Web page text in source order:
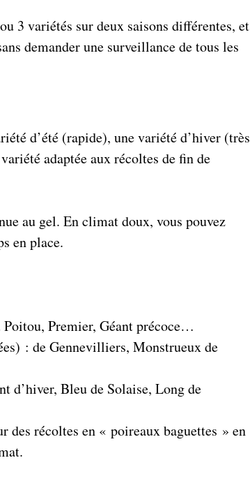
3 variétés sur deux saisons différentes, et
demander une surveillance de tous les
d’été (rapide), une variété d’hiver (très
adaptée aux récoltes de fin de
au gel. En climat doux, vous pouvez
en place.
Poitou, Premier, Géant précoce…
: de Gennevilliers, Monstrueux de
d’hiver, Bleu de Solaise, Long de
des récoltes en « poireaux baguettes » en